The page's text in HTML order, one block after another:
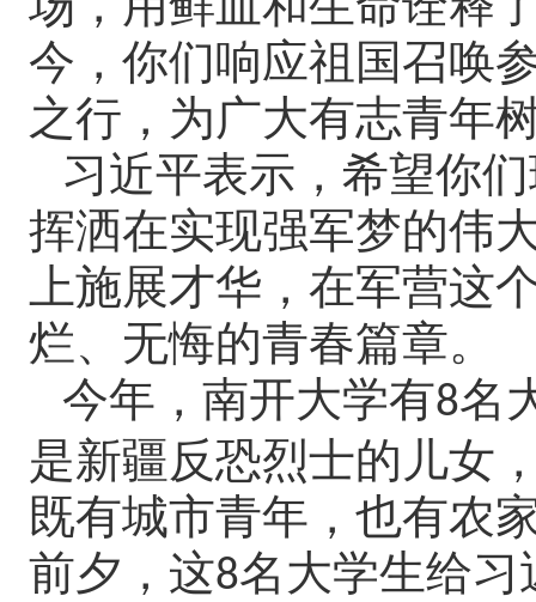
今，你们响应祖国召唤
之行，为广大有志青年
习近平表示，希望你
挥洒在实现强军梦的伟
上施展才华，在军营这
烂、无悔的青春篇章。
今年，南开大学有8名
是新疆反恐烈士的儿女
既有城市青年，也有农
前夕，这8名大学生给